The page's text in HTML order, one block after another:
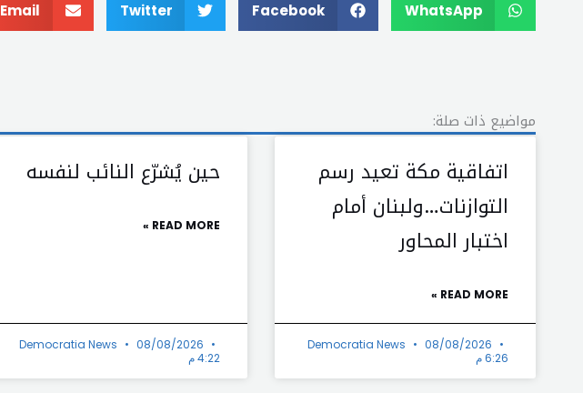
WhatsApp
Facebook
Twitter
Email
مواضيع ذات صلة:
اتفاقية مكة تعيد رسم
التوازنات…ولبنان أمام
اختبار المحاور
READ MORE »
Democratia News
08/08/2026
6:26 م
حين يُشرّع النائب لنفسه
READ MORE »
Democratia News
08/08/2026
4:22 م